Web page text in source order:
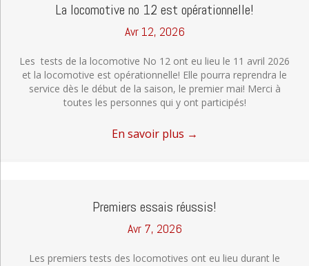
La locomotive no 12 est opérationnelle!
Avr 12, 2026
Les tests de la locomotive No 12 ont eu lieu le 11 avril 2026
et la locomotive est opérationnelle! Elle pourra reprendra le
service dès le début de la saison, le premier mai! Merci à
toutes les personnes qui y ont participés!
En savoir plus →
Premiers essais réussis!
Avr 7, 2026
Les premiers tests des locomotives ont eu lieu durant le